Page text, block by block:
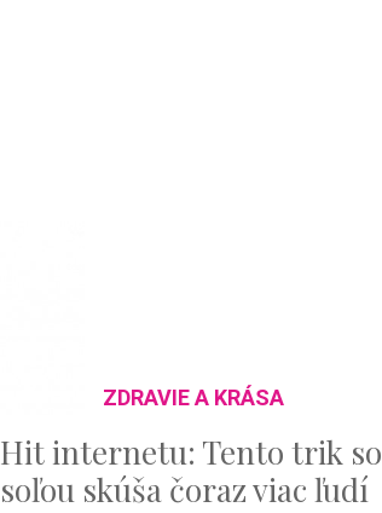
ZDRAVIE A KRÁSA
Hit internetu: Tento trik so
soľou skúša čoraz viac ľudí